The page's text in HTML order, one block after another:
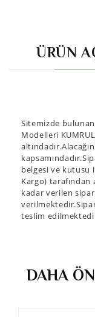
ÜRÜN
Sitemizde
Modelleri
belgesi ve kutusu
Kargo)
kadar verilen
teslim
DAHA